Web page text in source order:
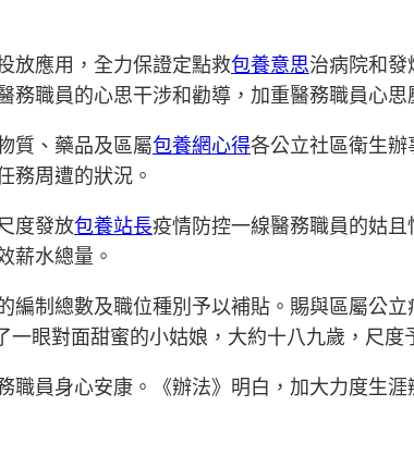
放應用，全力保證定點救包養意思治病院和
職員的心思干涉和勸導，加重醫務職員心思
質、藥品及區屬包養網心得各公立社區衛生
務周遭的狀況。
度發放包養站長疫情防控一線醫務職員的姑
薪水總量。
制總數及職位種別予以補貼。賜與區屬公
眼對面甜蜜的小姑娘，大約十八九歲，尺度
員身心安康。《辦法》明白，加大力度生